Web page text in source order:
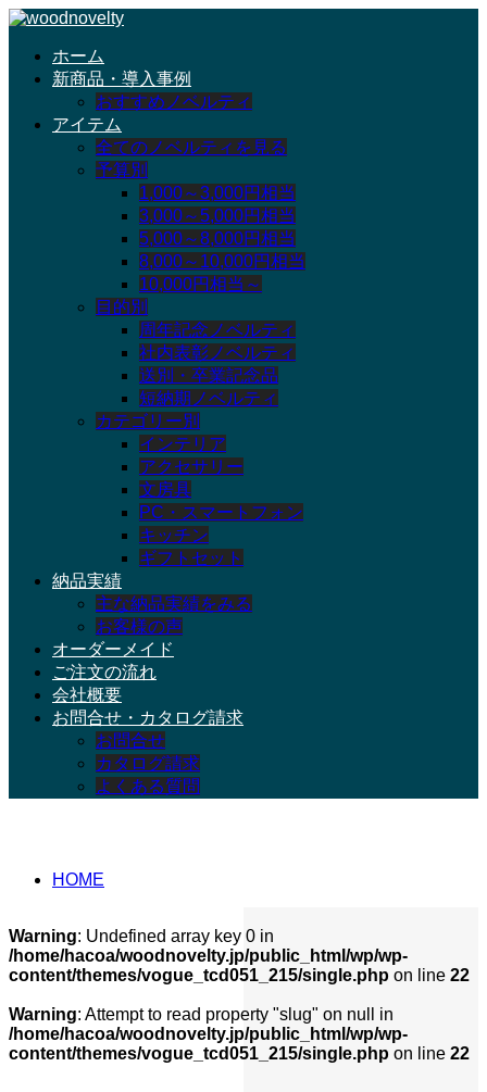
ホーム
新商品・導入事例
おすすめノベルティ
アイテム
全てのノベルティを見る
予算別
1,000～3,000円相当
3,000～5,000円相当
5,000～8,000円相当
8,000～10,000円相当
10,000円相当～
目的別
周年記念ノベルティ
社内表彰ノベルティ
送別・卒業記念品
短納期ノベルティ
カテゴリー別
インテリア
アクセサリー
文房具
PC・スマートフォン
キッチン
ギフトセット
納品実績
主な納品実績をみる
お客様の声
オーダーメイド
ご注文の流れ
会社概要
お問合せ・カタログ請求
お問合せ
カタログ請求
よくある質問
HOME
Warning: Undefined array key 0 in
/home/hacoa/woodnovelty.jp/public_html/wp/wp-
content/themes/vogue_tcd051_215/single.php on line 22
Warning: Attempt to read property "slug" on null in
/home/hacoa/woodnovelty.jp/public_html/wp/wp-
content/themes/vogue_tcd051_215/single.php on line 22